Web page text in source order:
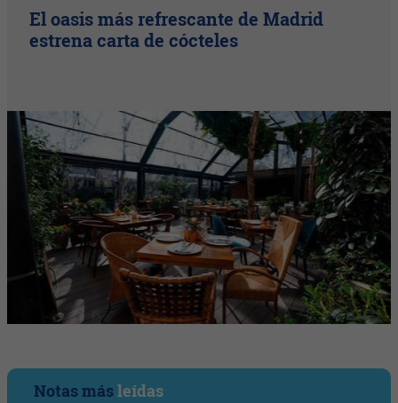
El oasis más refrescante de Madrid
estrena carta de cócteles
Notas másleídas